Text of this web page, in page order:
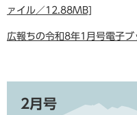
ァイル／12.88MB]
広報ちの令和8年1月号電子ブ
2月号